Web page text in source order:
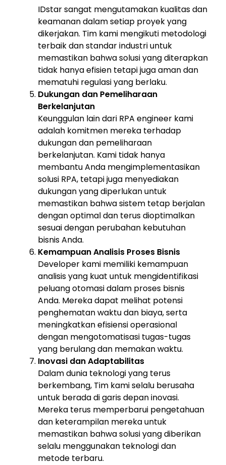
IDstar sangat mengutamakan kualitas dan
keamanan dalam setiap proyek yang
dikerjakan. Tim kami mengikuti metodologi
terbaik dan standar industri untuk
memastikan bahwa solusi yang diterapkan
tidak hanya efisien tetapi juga aman dan
mematuhi regulasi yang berlaku.
Dukungan dan Pemeliharaan
Berkelanjutan
Keunggulan lain dari RPA engineer kami
adalah komitmen mereka terhadap
dukungan dan pemeliharaan
berkelanjutan. Kami tidak hanya
membantu Anda mengimplementasikan
solusi RPA, tetapi juga menyediakan
dukungan yang diperlukan untuk
memastikan bahwa sistem tetap berjalan
dengan optimal dan terus dioptimalkan
sesuai dengan perubahan kebutuhan
bisnis Anda.
Kemampuan Analisis Proses Bisnis
Developer kami memiliki kemampuan
analisis yang kuat untuk mengidentifikasi
peluang otomasi dalam proses bisnis
Anda. Mereka dapat melihat potensi
penghematan waktu dan biaya, serta
meningkatkan efisiensi operasional
dengan mengotomatisasi tugas-tugas
yang berulang dan memakan waktu.
Inovasi dan Adaptabilitas
Dalam dunia teknologi yang terus
berkembang, Tim kami selalu berusaha
untuk berada di garis depan inovasi.
Mereka terus memperbarui pengetahuan
dan keterampilan mereka untuk
memastikan bahwa solusi yang diberikan
selalu menggunakan teknologi dan
metode terbaru.